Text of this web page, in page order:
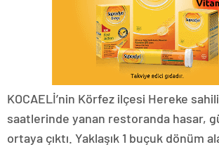
KOCAELİ’nin Körfez ilçesi Hereke
saatlerinde yanan restoranda hasar,
ortaya çıktı. Yaklaşık 1 buçuk dönüm